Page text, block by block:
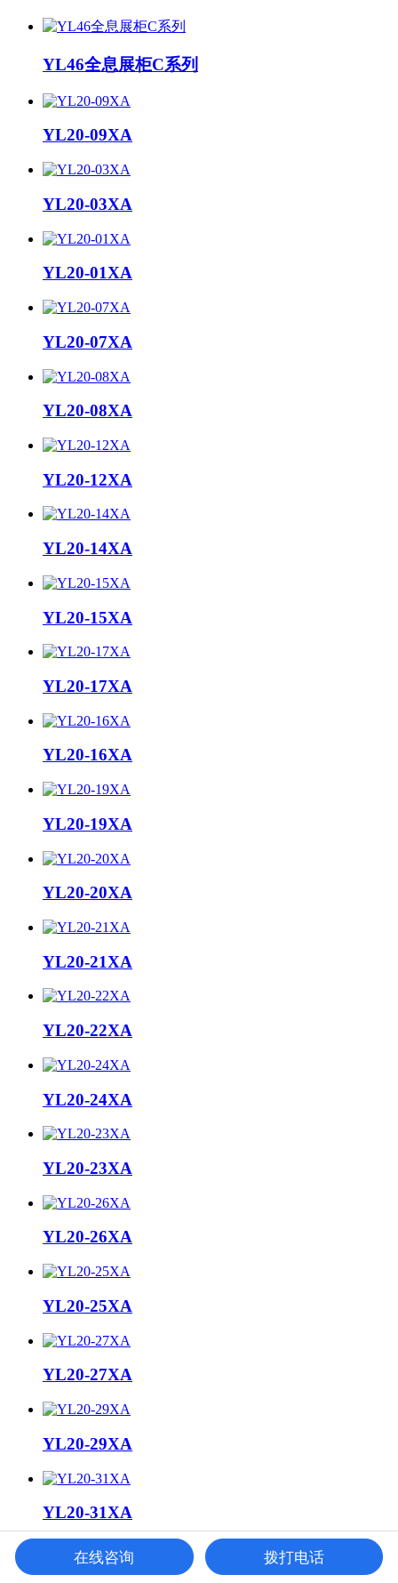
YL46全息展柜C系列
YL20-09XA
YL20-03XA
YL20-01XA
YL20-07XA
YL20-08XA
YL20-12XA
YL20-14XA
YL20-15XA
YL20-17XA
YL20-16XA
YL20-19XA
YL20-20XA
YL20-21XA
YL20-22XA
YL20-24XA
YL20-23XA
YL20-26XA
YL20-25XA
YL20-27XA
YL20-29XA
YL20-31XA
在线咨询 拨打电话